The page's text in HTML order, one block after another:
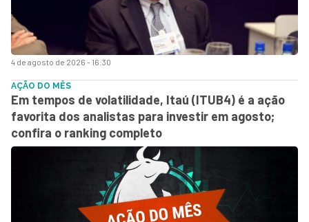
4 de agosto de 2026 - 16:30
AÇÃO DO MÊS
Em tempos de volatilidade, Itaú (ITUB4) é a ação
favorita dos analistas para investir em agosto;
confira o ranking completo